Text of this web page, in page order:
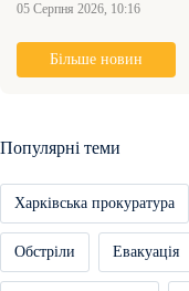
05 Серпня 2026, 10:16
Більше новин
Популярні теми
Харківська прокуратура
Обстріли Евакуація